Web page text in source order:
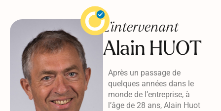
L’intervenant
Alain HUOT
Après un passage de
quelques années dans le
monde de l’entreprise, à
l’âge de 28 ans, Alain Huot